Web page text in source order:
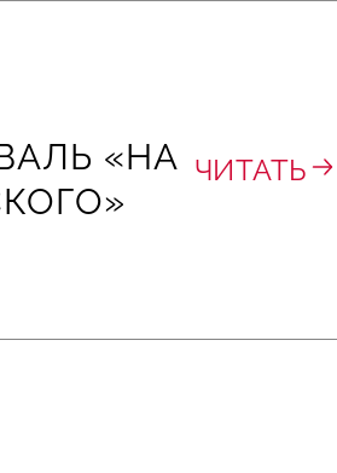
«НА ЧИТАТЬ